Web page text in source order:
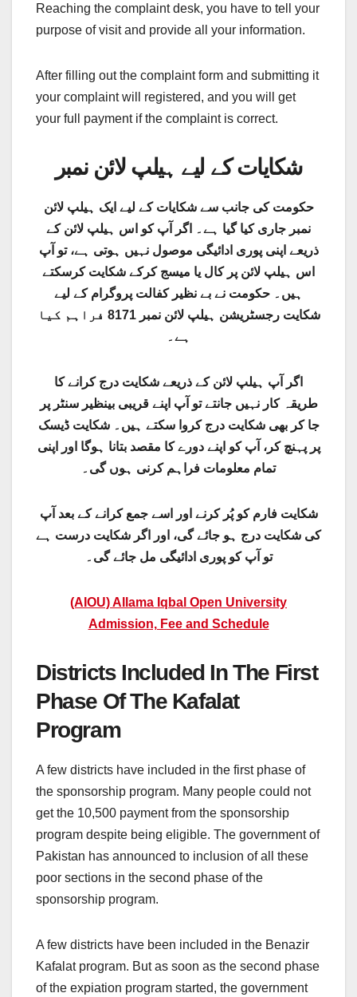
Reaching the complaint desk, you have to tell your
purpose of visit and provide all your information.
After filling out the complaint form and submitting it
your complaint will registered, and you will get
your full payment if the complaint is correct.
شکایات کے لیے ہیلپ لائن نمبر
حکومت کی جانب سے شکایات کے لیے ایک ہیلپ لائن
نمبر جاری کیا گیا ہے۔ اگر آپ کو اس ہیلپ لائن کے
ذریعے اپنی پوری ادائیگی موصول نہیں ہوتی ہے، تو آپ
اس ہیلپ لائن پر کال یا میسج کرکے شکایت کرسکتے
ہیں۔ حکومت نے بے نظیر کفالت پروگرام کے لیے
شکایت رجسٹریشن ہیلپ لائن نمبر 8171 فراہم کیا
ہے۔
اگر آپ ہیلپ لائن کے ذریعے شکایت درج کرانے کا
طریقہ کار نہیں جانتے تو آپ اپنے قریبی بینظیر سنٹر پر
جا کر بھی شکایت درج کروا سکتے ہیں۔ شکایت ڈیسک
پر پہنچ کر، آپ کو اپنے دورے کا مقصد بتانا ہوگا اور اپنی
تمام معلومات فراہم کرنی ہوں گی۔
شکایت فارم کو پُر کرنے اور اسے جمع کرانے کے بعد آپ
کی شکایت درج ہو جائے گی، اور اگر شکایت درست ہے
تو آپ کو پوری ادائیگی مل جائے گی۔
(AIOU) Allama Iqbal Open University
Admission, Fee and Schedule
Districts Included In The First
Phase Of The Kafalat
Program
A few districts have included in the first phase of
the sponsorship program. Many people could not
get the 10,500 payment from the sponsorship
program despite being eligible. The government of
Pakistan has announced to inclusion of all these
poor sections in the second phase of the
sponsorship program.
A few districts have been included in the Benazir
Kafalat program. But as soon as the second phase
of the expiation program started, the government